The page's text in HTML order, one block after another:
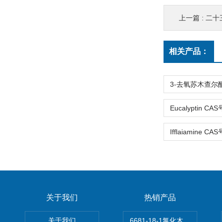
上一篇 : 二十
相关产品：
关于我们 热销产品